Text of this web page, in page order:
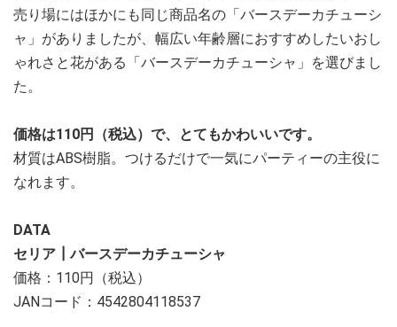
売り場にはほかにも同じ商品名の「バースデーカチューシ
ャ」がありましたが、幅広い年齢層におすすめしたいおし
ゃれさと花がある「バースデーカチューシャ」を選びまし
た。
価格は110円（税込）で、とてもかわいいです。
材質はABS樹脂。つけるだけで一気にパーティーの主役に
なれます。
DATA
セリア┃バースデーカチューシャ
価格：110円（税込）
JANコード：4542804118537